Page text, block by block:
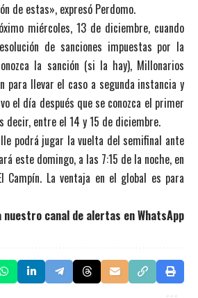
de estas», expresó Perdomo.
miércoles, 13 de diciembre, cuando
de sanciones impuestas por la
la sanción (si la hay), Millonarios
para llevar el caso a segunda instancia y
el día después que se conozca el primer
decir, entre el 14 y 15 de diciembre.
podrá jugar la vuelta del semifinal ante
este domingo, a las 7:15 de la noche, en
Campín. La ventaja en el global es para
nuestro canal de alertas en WhatsApp